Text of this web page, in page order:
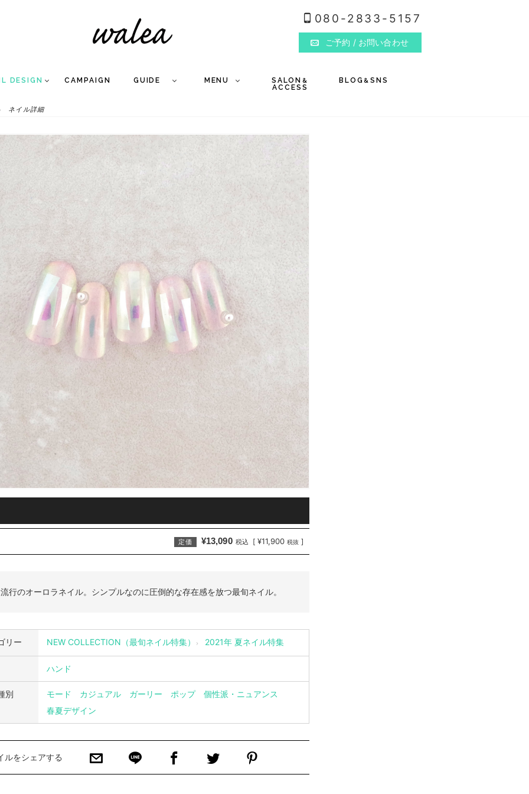
080-2833-5157
ご予約 / お問い合わせ
DESIGN CAMPAIGN GUIDE
Q
A
GEL NAIL
MENU
WEDDING NAIL
SALON &
ACCESS
BLOG & SNS
ネイル詳細
定価 ¥13,090 税込 [ ¥11,900 税抜 ]
行のオーロラネイル。シンプルなのに圧倒的な存在感を放つ最旬ネイル。
リー NEW COLLECTION（最旬ネイル特集） 2021年 夏ネイル特集
ハンド
別 モード カジュアル ガーリー ポップ
個性派・ニュアンス
春夏デザイン
ルをシェアする